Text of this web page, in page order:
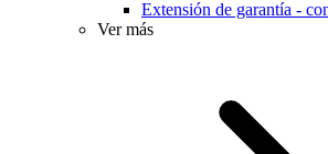
Extensión de garantía -
Ver más